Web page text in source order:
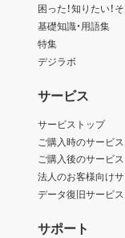
困った！知りたい！
基礎知識・用語集
特集
デジラボ
サービス
サービストップ
ご購入時のサービス
ご購入後のサービス
法人のお客様向け
データ復旧サービス
サポート